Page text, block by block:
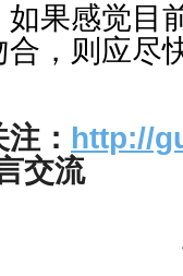
果感觉目
，则应尽
： http://
交流